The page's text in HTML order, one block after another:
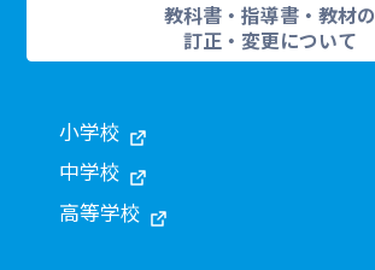
教科書・指導書・教材の
訂正・変更について
小学校
中学校
高等学校